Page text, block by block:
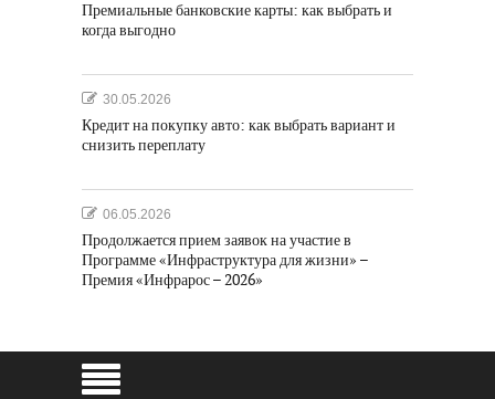
Премиальные банковские карты: как выбрать и
когда выгодно
30.05.2026
Кредит на покупку авто: как выбрать вариант и
снизить переплату
06.05.2026
Продолжается прием заявок на участие в
Программе «Инфраструктура для жизни» –
Премия «Инфрарос – 2026»